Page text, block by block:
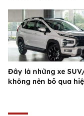
Đây là những xe
không nên bỏ qua